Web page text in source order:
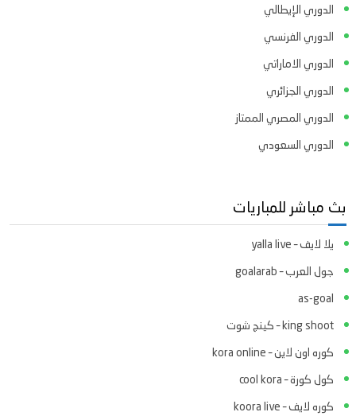
الدوري الإيطالي
الدوري الفرنسي
الدوري الاماراتي
الدوري الجزائري
الدوري المصري الممتاز
الدوري السعودي
بث مباشر للمباريات
يلا لايف – yalla live
جول العرب – goalarab
as-goal
king shoot – كينج شوت
كوره اون لاين – kora online
كول كورة – cool kora
كوره لايف – koora live